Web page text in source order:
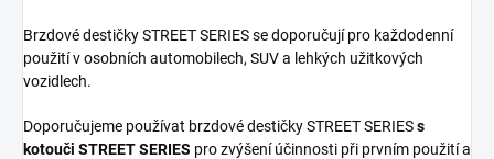
Brzdové destičky STREET SERIES se doporučují pro každodenní
použití v osobních automobilech, SUV a lehkých užitkových
vozidlech.
Doporučujeme používat brzdové destičky STREET SERIESs
kotouči STREET SERIES pro zvýšení účinnosti při prvním použití a